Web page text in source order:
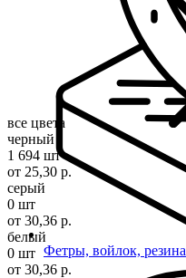
Фетры, войлок, резина
все цвета
черный
1 694 шт
от 25,30 р.
серый
0 шт
от 30,36 р.
белый
0 шт
от 30,36 р.